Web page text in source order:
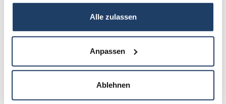
Alle zulassen
Anpassen
Ablehnen
Wir unterstützen Sie als
Als Immobilienberater legen wir großen Wert auf die
Zufriedenheit unserer Kunden. Unsere Immobilienmakler
unterstützen alle Eigentümer, die zum Beispiel ihre
geerbte Immobilie verkaufenmöchten und einen
passenden Käufer in Darmstadt oder der Umgebung